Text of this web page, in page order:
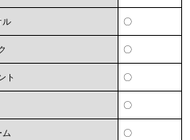
ル 〇
〇
ト 〇
〇
ム 〇